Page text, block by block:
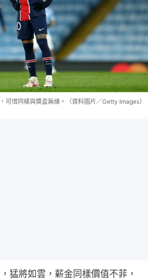
可惜同樣與獎盃無緣。（資料圖片／Getty Images）
猛將如雲，薪金同樣價值不菲，